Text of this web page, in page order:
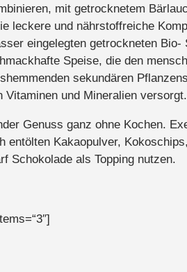
mit getrocknetem
leckere und nährstoffreiche
eingelegten getrockneten Bio-
Speise, die den
sekundären
und Mineralien versorgt.
Genuss ganz ohne Kochen.
Kakaopulver,
Schokolade als Topping nutzen.